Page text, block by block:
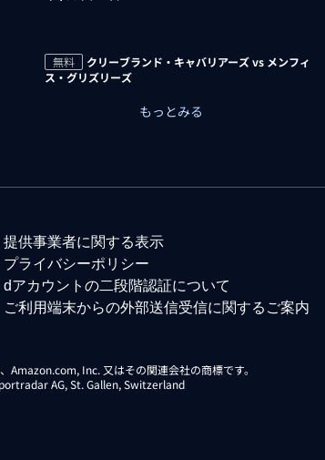
無料
クリーブランド・キャバリアーズ vs メンフィ
ス・グリズリーズ
もっとみる
提供事業者に関する表示
プライバシーポリシー
dアカウントの二段階認証について
ご利用端末からの外部送信受信に関するご案内
Inc. 又はその関連会社の商標です。
AG, St. Gallen, Switzerland